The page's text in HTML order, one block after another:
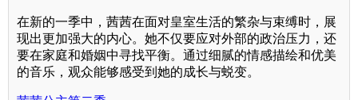
在新的一季中，茜茜在面对皇室生活的繁杂与束缚时，展
现出更加强大的内心。她不仅要应对外部的政治压力，还
要在家庭和婚姻中寻找平衡。通过细腻的情感描绘和优美
的音乐，观众能够感受到她的成长与蜕变。